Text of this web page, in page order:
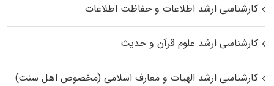
کارشناسی ارشد اطلاعات و حفاظت اطلاعات
کارشناسی ارشد علوم قرآن و حدیث
کارشناسی ارشد الهیات و معارف اسلامی (مخصوص اهل سنت)